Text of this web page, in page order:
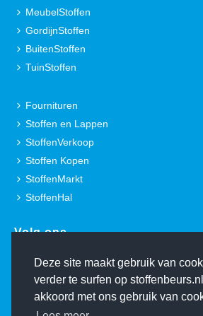
Deze site maakt gebruik van
verder te surfen op
akkoord met ons gebruik van
MeubelStoffen
GordijnStoffen
BuitenStoffen
TuinStoffen
Fournituren
Stoffen en Lappen
StoffenVerkoop
Stoffen Kopen
StoffenMarkt
StoffenHal
Volg ons.